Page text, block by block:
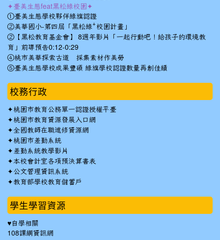
✦臺美生態feat黑松綠校園✦
①臺美生態學校夥伴綠旗認證
②美華國小-第四屆「黑松綠⁺校園計畫」
②【黑松教育基金會】 8週年影片「一起行動吧！給孩子的環境教
育」前導預告0:12-0:29
④桃市美華探索古道 採集素材作美勞
⑤臺美生態學校成果豐碩 綠旗學校認證數量再創佳績
校務行政
✦桃園市教育公務單一認證授權平臺
✦桃園市教育資源發展入口網
✦全國教師在職進修資源網
✦桃園市差勤系統
✦ 差勤系統教學影片
✦本校會計室各項預決算書表
✦公文管理資訊系統
✦教育部學校教育儲蓄戶
學生學習資源
♥自學相關
108課綱資訊網